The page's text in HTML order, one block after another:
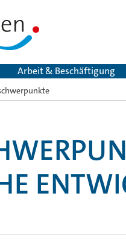
Arbeit & Beschäftigung